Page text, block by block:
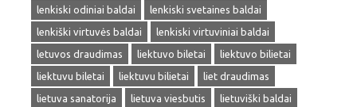
lenkiski odiniai baldai
lenkiski svetaines baldai
lenkiški virtuvės baldai
lenkiski virtuviniai baldai
letuvos draudimas
liektuvo biletai
liektuvo bilietai
liektuvu biletai
liektuvu bilietai
liet draudimas
lietuva sanatorija
lietuva viesbutis
lietuviški baldai